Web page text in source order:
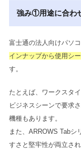
強み①用途に合わ
富士通の法人向けパソ
インナップから使用シ
す。
たとえば、ワークスタ
ビジネスシーンで要求
機種もあります。
また、ARROWS Tab
すさと堅牢性が両立さ